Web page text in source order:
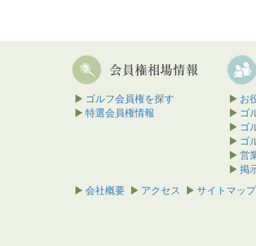
ゴルフ会員権を探す
特選会員権情報
お
ゴ
ゴ
ゴ
営
掲
会社概要 アクセス サイトマップ